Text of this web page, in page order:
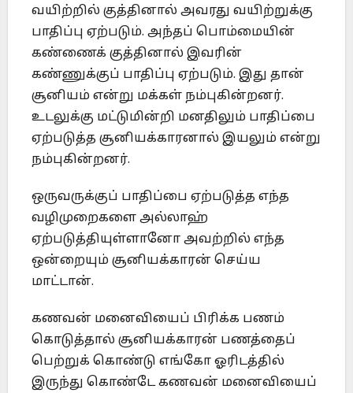
வயிற்றில் குத்தினால் அவரது வயிற்றுக்கு
பாதிப்பு ஏற்படும். அந்தப் பொம்மையின்
கண்ணைக் குத்தினால் இவரின்
கண்ணுக்குப் பாதிப்பு ஏற்படும். இது தான்
சூனியம் என்று மக்கள் நம்புகின்றனர்.
உடலுக்கு மட்டுமின்றி மனதிலும் பாதிப்பை
ஏற்படுத்த சூனியக்காரனால் இயலும் என்று
நம்புகின்றனர்.
ஒருவருக்குப் பாதிப்பை ஏற்படுத்த எந்த
வழிமுறைகளை அல்லாஹ்
ஏற்படுத்தியுள்ளானோ அவற்றில் எந்த
ஒன்றையும் சூனியக்காரன் செய்ய
மாட்டான்.
கணவன் மனைவியைப் பிரிக்க பணம்
கொடுத்தால் சூனியக்காரன் பணத்தைப்
பெற்றுக் கொண்டு எங்கோ ஓரிடத்தில்
இருந்து கொண்டே கணவன் மனைவியைப்